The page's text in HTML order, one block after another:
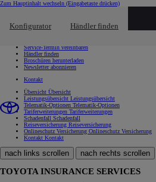
Zum Hauptinhalt wechseln (Eingabetaste drücken)
Konfigurator Händler finden
Schnellzugriff Klicken um das Reach-Out-Menü
Service-Termin vereinbaren
Händler finden
Broschüren herunterladen
Newsletter abonnieren
Kontakt
Übersicht Übersicht
Leistungsübersicht Leistungsübersicht
Telematik-Optionen Telematik-Optionen
Tariferweiterungen Tariferweiterungen
Schadenfall Schadenfall
Reiseversicherung Reiseversicherung
Onlineschutz Versicherung Onlineschutz Versicherung
Kontakt Kontakt
nach links scrollen nach rechts scrollen
TOYOTA INSURANCE SERVICES